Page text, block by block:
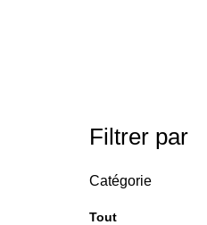
Filtrer par
Catégorie
Tout